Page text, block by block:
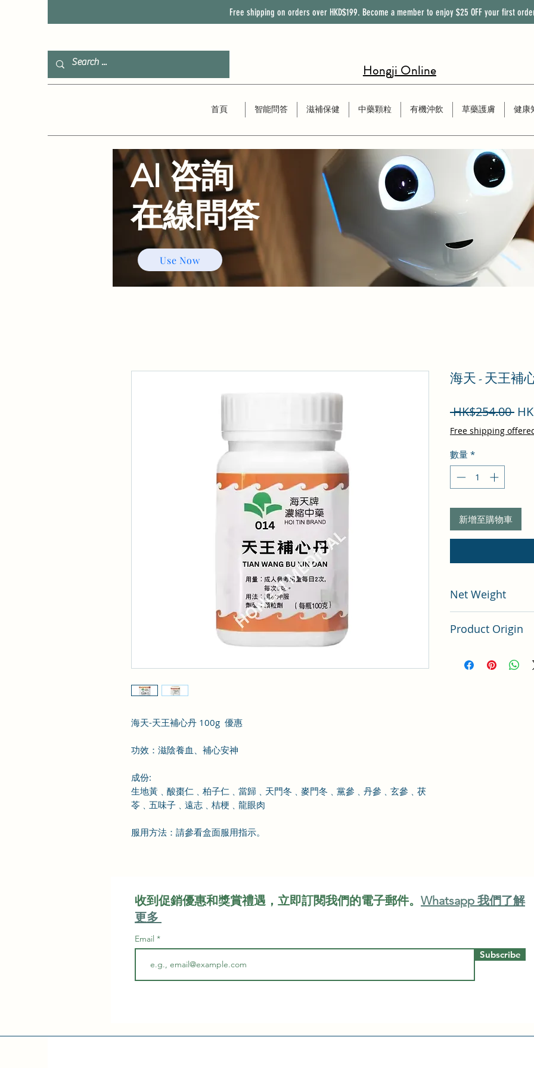
Free shipping on orders over HKD$199. Become a member to enjoy $25 OFF your first
Hongji Online
首頁 智能問答 滋補保健 中藥顆粒 有機沖飲 草藥護膚 健康
海天-天王補心丹 100g 優惠
功效： 滋陰養血、補心安神
成份:
生地黃 ﹑酸棗仁 ﹑柏子仁 ﹑當歸 ﹑天門冬 ﹑麥門冬 ﹑黨參 ﹑丹參 ﹑玄參 ﹑茯
苓 ﹑五味子 ﹑遠志 ﹑桔梗 ﹑龍眼肉
服用方法：請參看盒面服用指示。
海天 - 天王補
HK$254.00 一
般
Free shipping
數量 *
新增至購物車
Net Weight
Product Origin
Use Now
AI 咨詢
​在線問答
收到促銷優惠和獎賞禮遇，立即訂閱我們的電子郵件。 Whatsapp 我們了解
更多
Email
Subscribe